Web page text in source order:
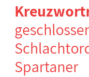
Spartaner